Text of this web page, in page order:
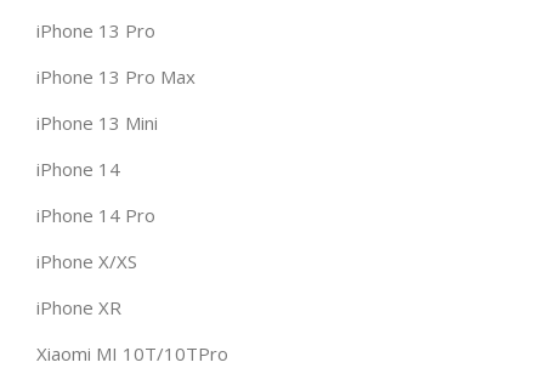
iPhone 13 Pro
iPhone 13 Pro Max
iPhone 13 Mini
iPhone 14
iPhone 14 Pro
iPhone X/XS
iPhone XR
Xiaomi MI 10T/10TPro